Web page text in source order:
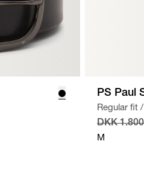
PS Paul
Regular fit /
DKK 1.800
M